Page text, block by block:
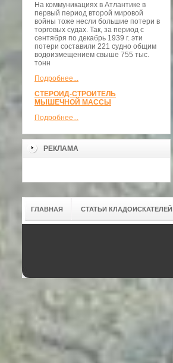
На коммуникациях в Атлантике в
первый период второй мировой
войны тоже несли большие потери в
торговых судах. Так, за период с
сентября по декабрь 1939 г. эти
потери составили 221 судно общим
водоизмещением свыше 755 тыс.
тонн
Подробнее...
СТЕРОИД-СТРОИТЕЛЬ
МЫШЕЧНОЙ МАССЫ
Подробнее...
РЕКЛАМА
ГЛАВНАЯ СТАТЬИ КЛАДОИСКАТЕЛЕЙ